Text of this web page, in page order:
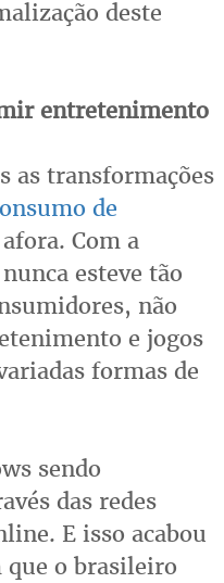
deste
entretenimento
as transformações
de
Com a
esteve tão
não
e jogos
formas de
sendo
das redes
E isso acabou
o brasileiro